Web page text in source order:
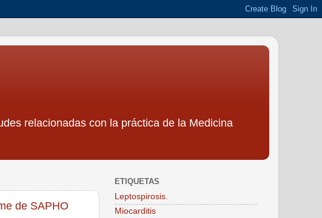
relacionadas con la práctica de la Medicina
de SAPHO
ETIQUETAS
Leptospirosis.
Miocarditis